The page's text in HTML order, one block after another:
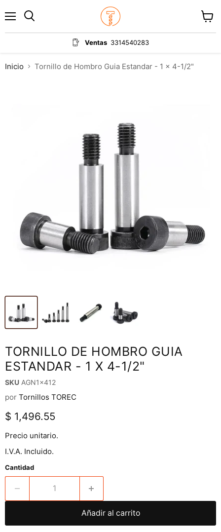
Ventas 3314540283
carrito
Inicio Tornillo de Hombro Guia Estandar - 1 x 4-1/2"
TORNILLO DE HOMBRO GUIA
ESTANDAR - 1 X 4-1/2"
SKU AGN1x412
por Tornillos TOREC
Precio actual
$ 1,496.55
Precio unitario.
I.V.A. Incluido.
Cantidad
Añadir al carrito